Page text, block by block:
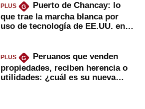
PLUS G
Puerto de Chancay: lo
que trae la marcha blanca por
uso de tecnología de EE.UU. en
PLUS G
Peruanos que venden
propiedades, reciben herencia o
utilidades: ¿cuál es su nueva